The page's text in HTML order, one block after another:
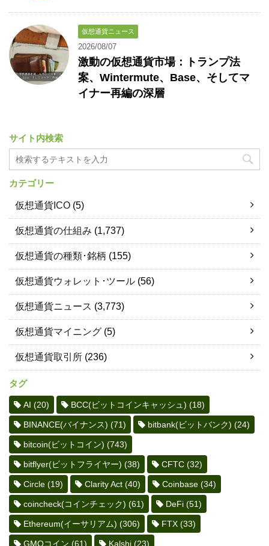
仮想通貨ニュース
2026/08/07
激動の仮想通貨市場：トランプ法
案、Wintermute、Base、そしてマ
イナー再編の深層
サイト内検索
カテゴリー
仮想通貨ICO (5)
仮想通貨の仕組み (1,737)
仮想通貨の種類･銘柄 (155)
仮想通貨ウォレット･ツール (56)
仮想通貨ニュース (3,773)
仮想通貨マイニング (5)
仮想通貨取引所 (236)
タグ
AI (20) BCC(ビットコインキャッシュ) (18)
BINANCE(バイナンス) (71) bitbank(ビットバンク) (24)
bitcoin(ビットコイン) (743)
bitflyer(ビットフライヤー) (38) CFTC (32)
Circle (19) Clarity Act (40) Coinbase (34)
coincheck(コインチェック) (61) DeFi (51)
Ethereum(イーサリアム) (306) FTX (33)
GMOコイン (61) Kalshi (23)